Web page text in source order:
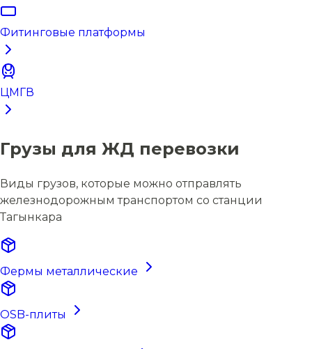
Фитинговые платформы
ЦМГВ
Грузы для ЖД перевозки
Виды грузов, которые можно отправлять
железнодорожным транспортом со станции
Тагынкара
Фермы металлические
OSB-плиты